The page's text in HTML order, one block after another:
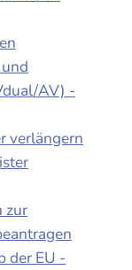
AV) -
verlängern
zur
der EU -